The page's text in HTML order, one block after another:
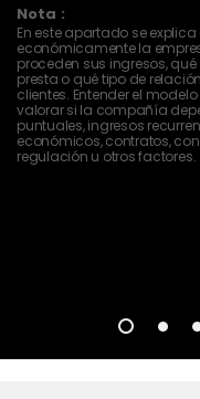
Nota :
En este apartado se
económicamente la
proceden sus ingresos,
presta o qué tipo de
clientes. Entender el
valorar si la compañía
puntuales, ingresos
económicos, contratos,
regulación u otros factores.